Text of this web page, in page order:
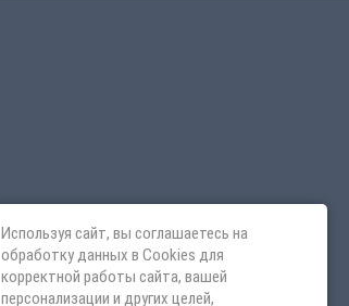
Используя сайт, вы соглашаетесь на
обработку данных в Cookies для
корректной работы сайта, вашей
персонализации и других целей,